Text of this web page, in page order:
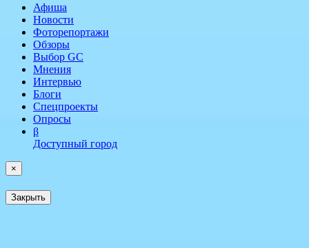
Афиша
Новости
Фоторепортажи
Обзоры
Выбор GC
Мнения
Интервью
Блоги
Спецпроекты
Опросы
β
Доступный город
×
Закрыть